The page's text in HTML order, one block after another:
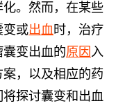
。然而，在某些
变或出血时，治疗
变出血的原因 入
，以及相应的药
探讨囊变和出血